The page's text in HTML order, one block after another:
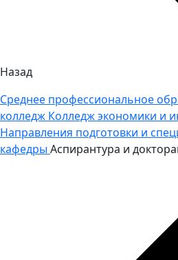
Назад
Среднее профессиональное
колледж Колледж экономики и
Направления подготовки и
кафедры Аспирантура и